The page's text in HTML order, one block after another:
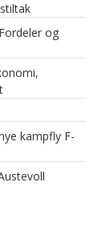
og
kampfly F-